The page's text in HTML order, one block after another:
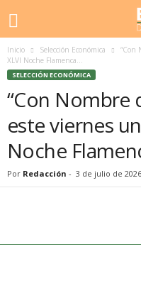
Inicio Selección Económica
“Con
XLVI Noche Flamenca...
SELECCIÓN ECONÓMICA
“Con Nombre
este viernes
Noche
Por Redacción - 3 de julio de 2026